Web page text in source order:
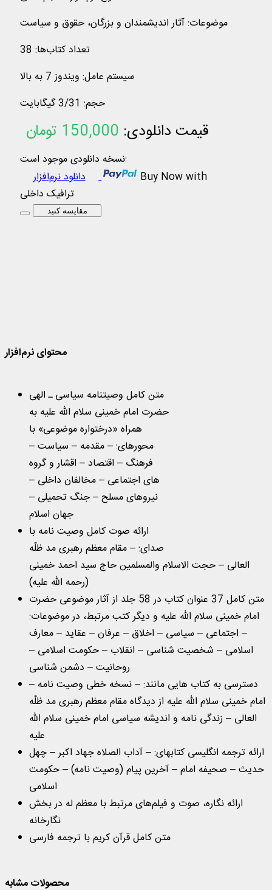
موضوعات:آثار اندیشمندان و بزرگان، حقوق و سیاست
تعداد کتاب‌ها:
38
سیستم عامل: ویندوز 7 به بالا
حجم: 3/31 گیگابایت
قیمت دانلودی: 150,000 تومان
نسخه دانلودی موجود است:
دانلود نرم‌افزار
Buy Now with
ترافیک داخلی
مقایسه کنید
محتوای نرم‌افزار
متن کامل وصیت‏نامه سیاسی ـ الهی
حضرت امام خمینی سلام الله علیه به
همراه «درختواره موضوعی» با
محورهای: – مقدمه – سیاست –
فرهنگ – اقتصاد – اقشار و گروه
های اجتماعی – مخالفان داخلی –
نیروهای مسلح – جنگ تحمیلی –
جهان اسلام
ارائه صوت کامل وصیت نامه با
صدای: – مقام معظم رهبری مد ظلّه
العالی – حجت الاسلام والمسلمین حاج سید احمد خمینی
(رحمه الله علیه)
متن كامل 37 عنوان كتاب در 58 جلد از آثار موضوعی حضرت
امام خمینی سلام الله علیه و دیگر کتب مرتبط، در موضوعات:
– اجتماعی – سیاسی – اخلاق – عرفان – عقاید – معارف
اسلامی – شخصیت شناسی – انقلاب – حکومت اسلامی –
روحانیت – دشمن شناسی
دسترسی به كتاب هایی مانند: – نسخه خطی وصیت نامه –
امام خمینی سلام الله علیه از دیدگاه مقام معظم رهبری مد ظلّه
العالی – زندگی نامه و اندیشه سیاسی امام خمینی سلام الله
علیه
ارائه ترجمه انگلیسی کتاب‏های: – آداب الصلاه جهاد اکبر – چهل
حدیث – صحیفه امام – آخرین پیام (وصیت نامه) – حکومت
اسلامی
ارائه نگاره، صوت و فیلم‌های مرتبط با معظم له در بخش
نگارخانه
متن كامل قرآن كریم با ترجمه فارسی
محصولات مشابه